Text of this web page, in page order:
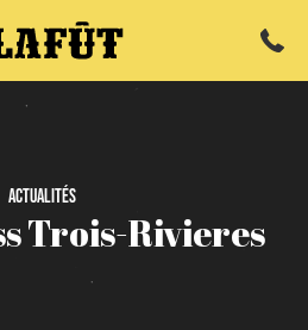
Actualités
Trois-Rivieres